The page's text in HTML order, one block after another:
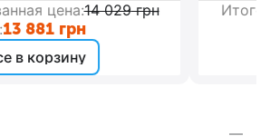
цена:14 081
грн
за все:13 943
все в корзину